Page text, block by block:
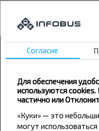
Могилёв - Чериков
Согласие
Для обеспечения
используются
частично или
«Куки» — это
могут